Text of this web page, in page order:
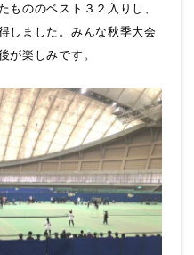
もののベスト３２入りし、
しました。みんな秋季大会
が楽しみです。